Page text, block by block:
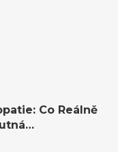
Co Reálně